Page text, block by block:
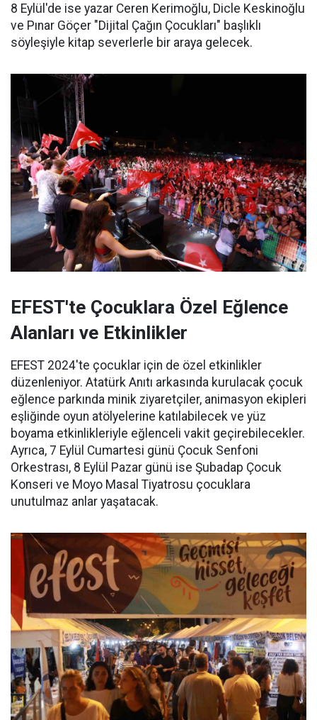
8 Eylül'de ise yazar Ceren Kerimoğlu, Dicle Keskinoğlu
ve Pınar Göçer "Dijital Çağın Çocukları" başlıklı
söyleşiyle kitap severlerle bir araya gelecek.
EFEST'te Çocuklara Özel Eğlence
Alanları ve Etkinlikler
EFEST 2024'te çocuklar için de özel etkinlikler
düzenleniyor. Atatürk Anıtı arkasında kurulacak çocuk
eğlence parkında minik ziyaretçiler, animasyon ekipleri
eşliğinde oyun atölyelerine katılabilecek ve yüz
boyama etkinlikleriyle eğlenceli vakit geçirebilecekler.
Ayrıca, 7 Eylül Cumartesi günü Çocuk Senfoni
Orkestrası, 8 Eylül Pazar günü ise Şubadap Çocuk
Konseri ve Moyo Masal Tiyatrosu çocuklara
unutulmaz anlar yaşatacak.